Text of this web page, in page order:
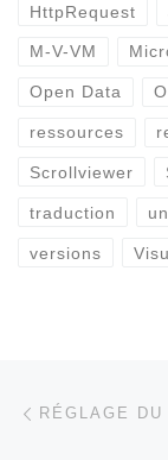
HttpRequest
M-V-VM
Open Data
ressources
Scrollviewer
traduction
versions